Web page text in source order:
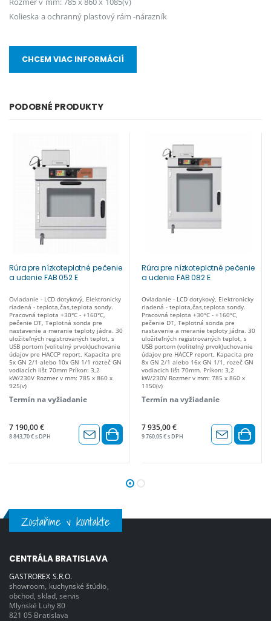
Kolieska a ochranný plastový rám -nárazník
CHCEM VIAC INFORMÁCIÍ
PODOBNÉ PRODUKTY
Rúra pre nízkoteplotné pečenie
a udenie FAB 052 E
Ovladanie - LCD dotykový, Elektronicky
riadená - teplota,čas,teplota sondy.
Pracovná teplota +30°C - +160°C,
pečenie DT, Teplotná sonda pre
nastavenie a meranie teploty jádra. 30
uložiteľných registrovaných teplot, s
USB portom (volitelný prvok)uchovanie
údajov pre HACCP report, Kapacita pre
5x GN 2/1 alebo 10x GN 1/1 rozteč GN
vodiacích lišt 70mm Príkon: 3,2
kW/230V Rozmer v mm: 785 x 860 x
925(v)
Termín na vyžiadanie
7 190,00 €
8 843,70 € s DPH
Rúra pre nízkoteplotné pečenie
a udenie FAB 082 E
Ovladanie - LCD dotykový, Elektronicky
riadená - teplota,čas,teplota sondy.
Pracovná teplota +30°C - +160°C,
pečenie DT, Teplotná sonda pre
nastavenie a meranie teploty jádra. 30
uložiteľných registrovaných teplot, s
USB portom (volitelný prvok)uchovanie
údajov pre HACCP report, Kapacita pre
8x GN 2/1 alebo 16x GN 1/1, rozeč GN
vodiacich lišt 70mm. Príkon: 3,2
kW/230V Rozmer v mm: 785 x 860 x
1150(v)
Termín na vyžiadanie
7 935,00 €
9 760,05 € s DPH
Zostaňme v kontakte
CENTRÁLA BRATISLAVA
GASTROREX S.R.O.
showroom, kuchynské štúdio,
obchod, sklad, servis
Mlynské Luhy 80
821 05 Bratislava